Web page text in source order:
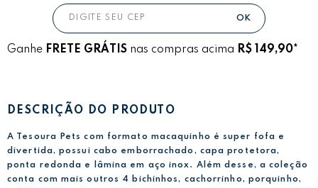
Ganhe FRETE GRÁTIS nas compras acima R$ 149,90*
DESCRIÇÃO DO PRODUTO
A Tesoura Pets com formato macaquinho é super fofa e
divertida, possui cabo emborrachado, capa protetora,
ponta redonda e lâmina em aço inox. Além desse, a coleção
conta com mais outros 4 bichinhos, cachorrinho, porquinho,